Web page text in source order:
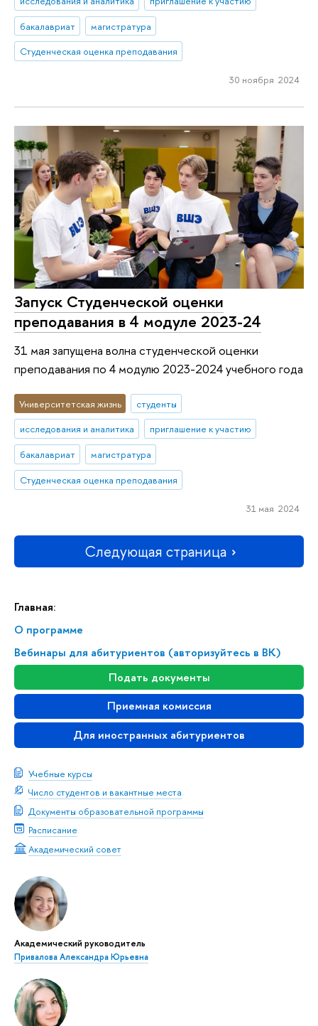
Главная:
О программе
Вебинары для абитуриентов (авторизуйтесь в ВК)
Подать документы
Приемная комиссия
Для иностранных абитуриентов
Учебные курсы
Число студентов и вакантные места
Документы образовательной программы
Расписание
Академический совет
Академический руководитель
Привалова Александра Юрьевна
бакалавриат
магистратура
Студенческая оценка преподавания
30 ноября 2024
Запуск Студенческой оценки
преподавания в 4 модуле 2023-24
31 мая запущена волна студенческой оценки
преподавания по 4 модулю 2023-2024 учебного года
Университетская жизнь
студенты
исследования и аналитика
приглашение к участию
бакалавриат
магистратура
Студенческая оценка преподавания
31 мая 2024
Следующая страница